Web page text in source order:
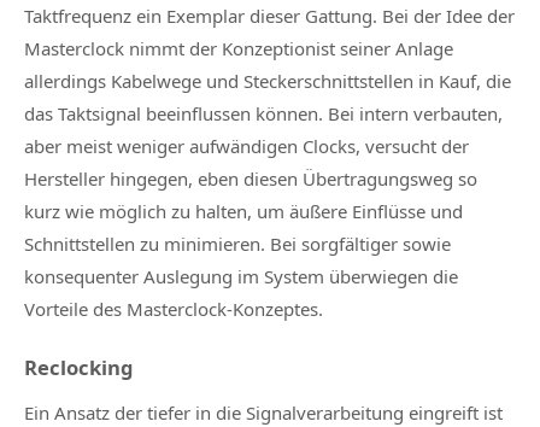
Taktfrequenz ein Exemplar dieser Gattung. Bei der Idee der
Masterclock nimmt der Konzeptionist seiner Anlage
allerdings Kabelwege und Steckerschnittstellen in Kauf, die
das Taktsignal beeinflussen können. Bei intern verbauten,
aber meist weniger aufwändigen Clocks, versucht der
Hersteller hingegen, eben diesen Übertragungsweg so
kurz wie möglich zu halten, um äußere Einflüsse und
Schnittstellen zu minimieren. Bei sorgfältiger sowie
konsequenter Auslegung im System überwiegen die
Vorteile des Masterclock-Konzeptes.
Reclocking
Ein Ansatz der tiefer in die Signalverarbeitung eingreift ist